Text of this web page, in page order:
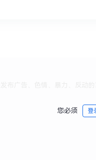
您必须 登